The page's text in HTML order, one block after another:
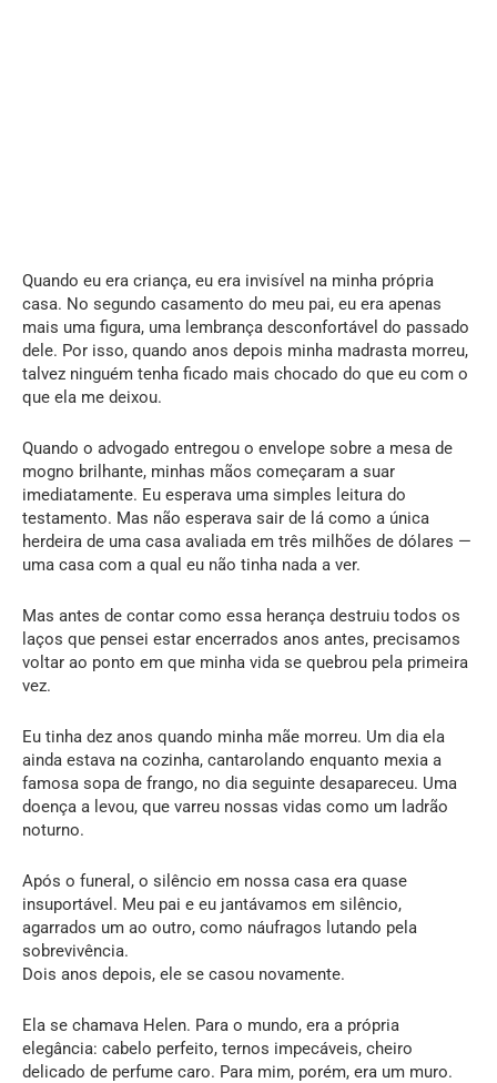
Quando eu era criança, eu era invisível na minha própria
casa. No segundo casamento do meu pai, eu era apenas
mais uma figura, uma lembrança desconfortável do passado
dele. Por isso, quando anos depois minha madrasta morreu,
talvez ninguém tenha ficado mais chocado do que eu com o
que ela me deixou.
Quando o advogado entregou o envelope sobre a mesa de
mogno brilhante, minhas mãos começaram a suar
imediatamente. Eu esperava uma simples leitura do
testamento. Mas não esperava sair de lá como a única
herdeira de uma casa avaliada em três milhões de dólares —
uma casa com a qual eu não tinha nada a ver.
Mas antes de contar como essa herança destruiu todos os
laços que pensei estar encerrados anos antes, precisamos
voltar ao ponto em que minha vida se quebrou pela primeira
vez.
Eu tinha dez anos quando minha mãe morreu. Um dia ela
ainda estava na cozinha, cantarolando enquanto mexia a
famosa sopa de frango, no dia seguinte desapareceu. Uma
doença a levou, que varreu nossas vidas como um ladrão
noturno.
Após o funeral, o silêncio em nossa casa era quase
insuportável. Meu pai e eu jantávamos em silêncio,
agarrados um ao outro, como náufragos lutando pela
sobrevivência.
Dois anos depois, ele se casou novamente.
Ela se chamava Helen. Para o mundo, era a própria
elegância: cabelo perfeito, ternos impecáveis, cheiro
delicado de perfume caro. Para mim, porém, era um muro.